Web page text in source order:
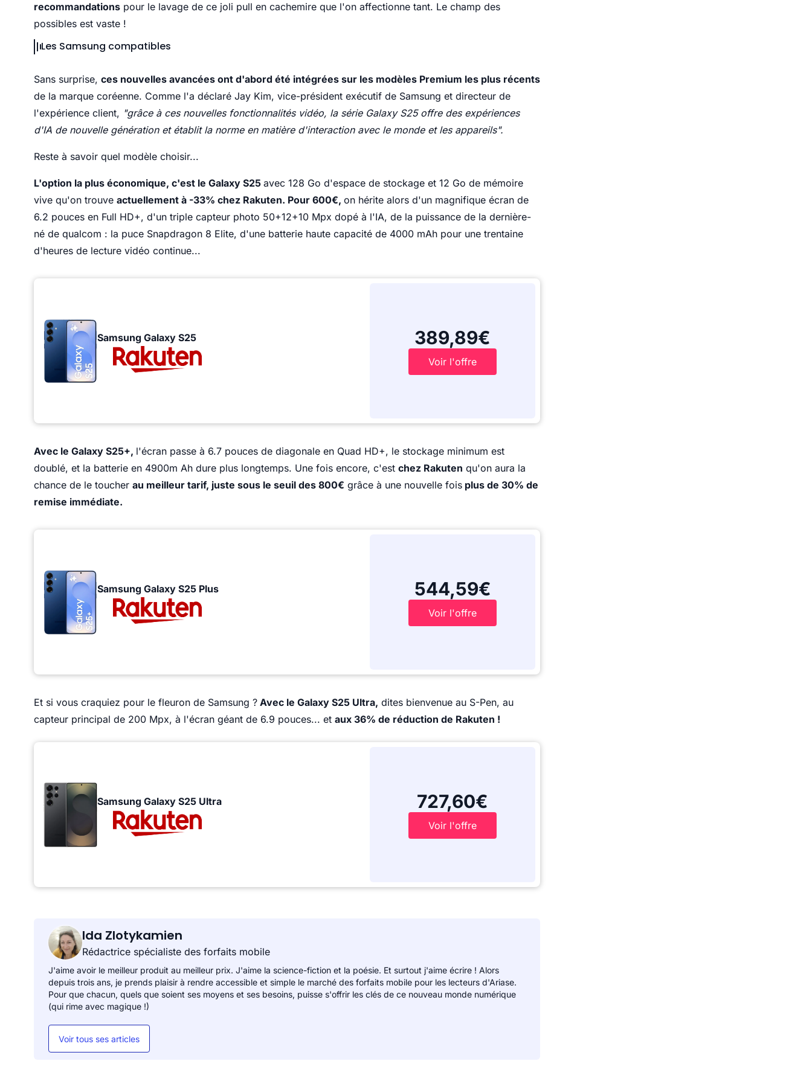
recommandations pour le lavage de ce joli pull en cachemire que l'on affectionne tant. Le champ des
possibles est vaste !
Les Samsung compatibles
Sans surprise, ces nouvelles avancées ont d'abord été intégrées sur les modèles Premium les plus récents
de la marque coréenne. Comme l'a déclaré Jay Kim, vice-président exécutif de Samsung et directeur de
l'expérience client, "grâce à ces nouvelles fonctionnalités vidéo, la série Galaxy S25 offre des expériences
d'IA de nouvelle génération et établit la norme en matière d'interaction avec le monde et les appareils".
Reste à savoir quel modèle choisir...
L'option la plus économique, c'est le Galaxy S25 avec 128 Go d'espace de stockage et 12 Go de mémoire
vive qu'on trouve actuellement à -33% chez Rakuten. Pour 600€, on hérite alors d'un magnifique écran de
6.2 pouces en Full HD+, d'un triple capteur photo 50+12+10 Mpx dopé à l'IA, de la puissance de la dernière-
né de qualcom : la puce Snapdragon 8 Elite, d'une batterie haute capacité de 4000 mAh pour une trentaine
d'heures de lecture vidéo continue...
Samsung Galaxy S25 389,89€
Voir l'offre
Avec le Galaxy S25+, l'écran passe à 6.7 pouces de diagonale en Quad HD+, le stockage minimum est
doublé, et la batterie en 4900m Ah dure plus longtemps. Une fois encore, c'est chez Rakuten qu'on aura la
chance de le toucher au meilleur tarif, juste sous le seuil des 800€ grâce à une nouvelle fois plus de 30% de
remise immédiate.
Samsung Galaxy S25 Plus 544,59€
Voir l'offre
Et si vous craquiez pour le fleuron de Samsung ? Avec le Galaxy S25 Ultra, dites bienvenue au S-Pen, au
capteur principal de 200 Mpx, à l'écran géant de 6.9 pouces... et aux 36% de réduction de Rakuten !
Samsung Galaxy S25 Ultra 727,60€
Voir l'offre
Ida Zlotykamien
Rédactrice spécialiste des forfaits mobile
J'aime avoir le meilleur produit au meilleur prix. J'aime la science-fiction et la poésie. Et surtout j'aime écrire ! Alors
depuis trois ans, je prends plaisir à rendre accessible et simple le marché des forfaits mobile pour les lecteurs d'Ariase.
Pour que chacun, quels que soient ses moyens et ses besoins, puisse s'offrir les clés de ce nouveau monde numérique
(qui rime avec magique !)
Voir tous ses articles